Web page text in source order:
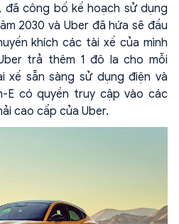
đã công bố kế hoạch sử dụng
2030 và Uber đã hứa sẽ đầu
khích các tài xế của mình
trả thêm 1 đô la cho mỗi
xế sẵn sàng sử dụng điện và
E có quyền truy cập vào các
cao cấp của Uber.